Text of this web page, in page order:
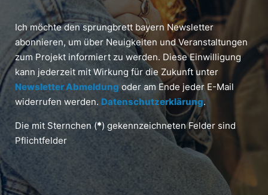
Ich möchte den sprungbrett bayern Newsletter
abonnieren, um über Neuigkeiten und Veranstaltungen
zum Projekt informiert zu werden. Diese Einwilligung
kann jederzeit mit Wirkung für die Zukunft unter
Newsletter Abmeldung oder am Ende jeder E-Mail
widerrufen werden. Datenschutzerklärung.
Die mit Sternchen (*) gekennzeichneten Felder sind
Pflichtfelder